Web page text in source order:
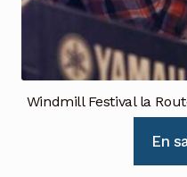
Windmill Festival la
En